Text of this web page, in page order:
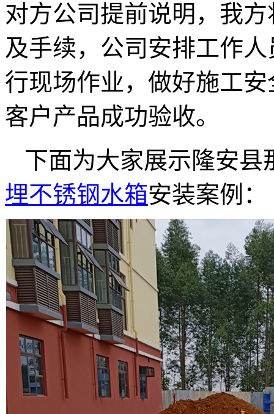
对方公司提前说明，我
及手续，公司安排工作
行现场作业，做好施工
客户产品成功验收。
下面为大家展示隆安
埋不锈钢水箱安装案例：